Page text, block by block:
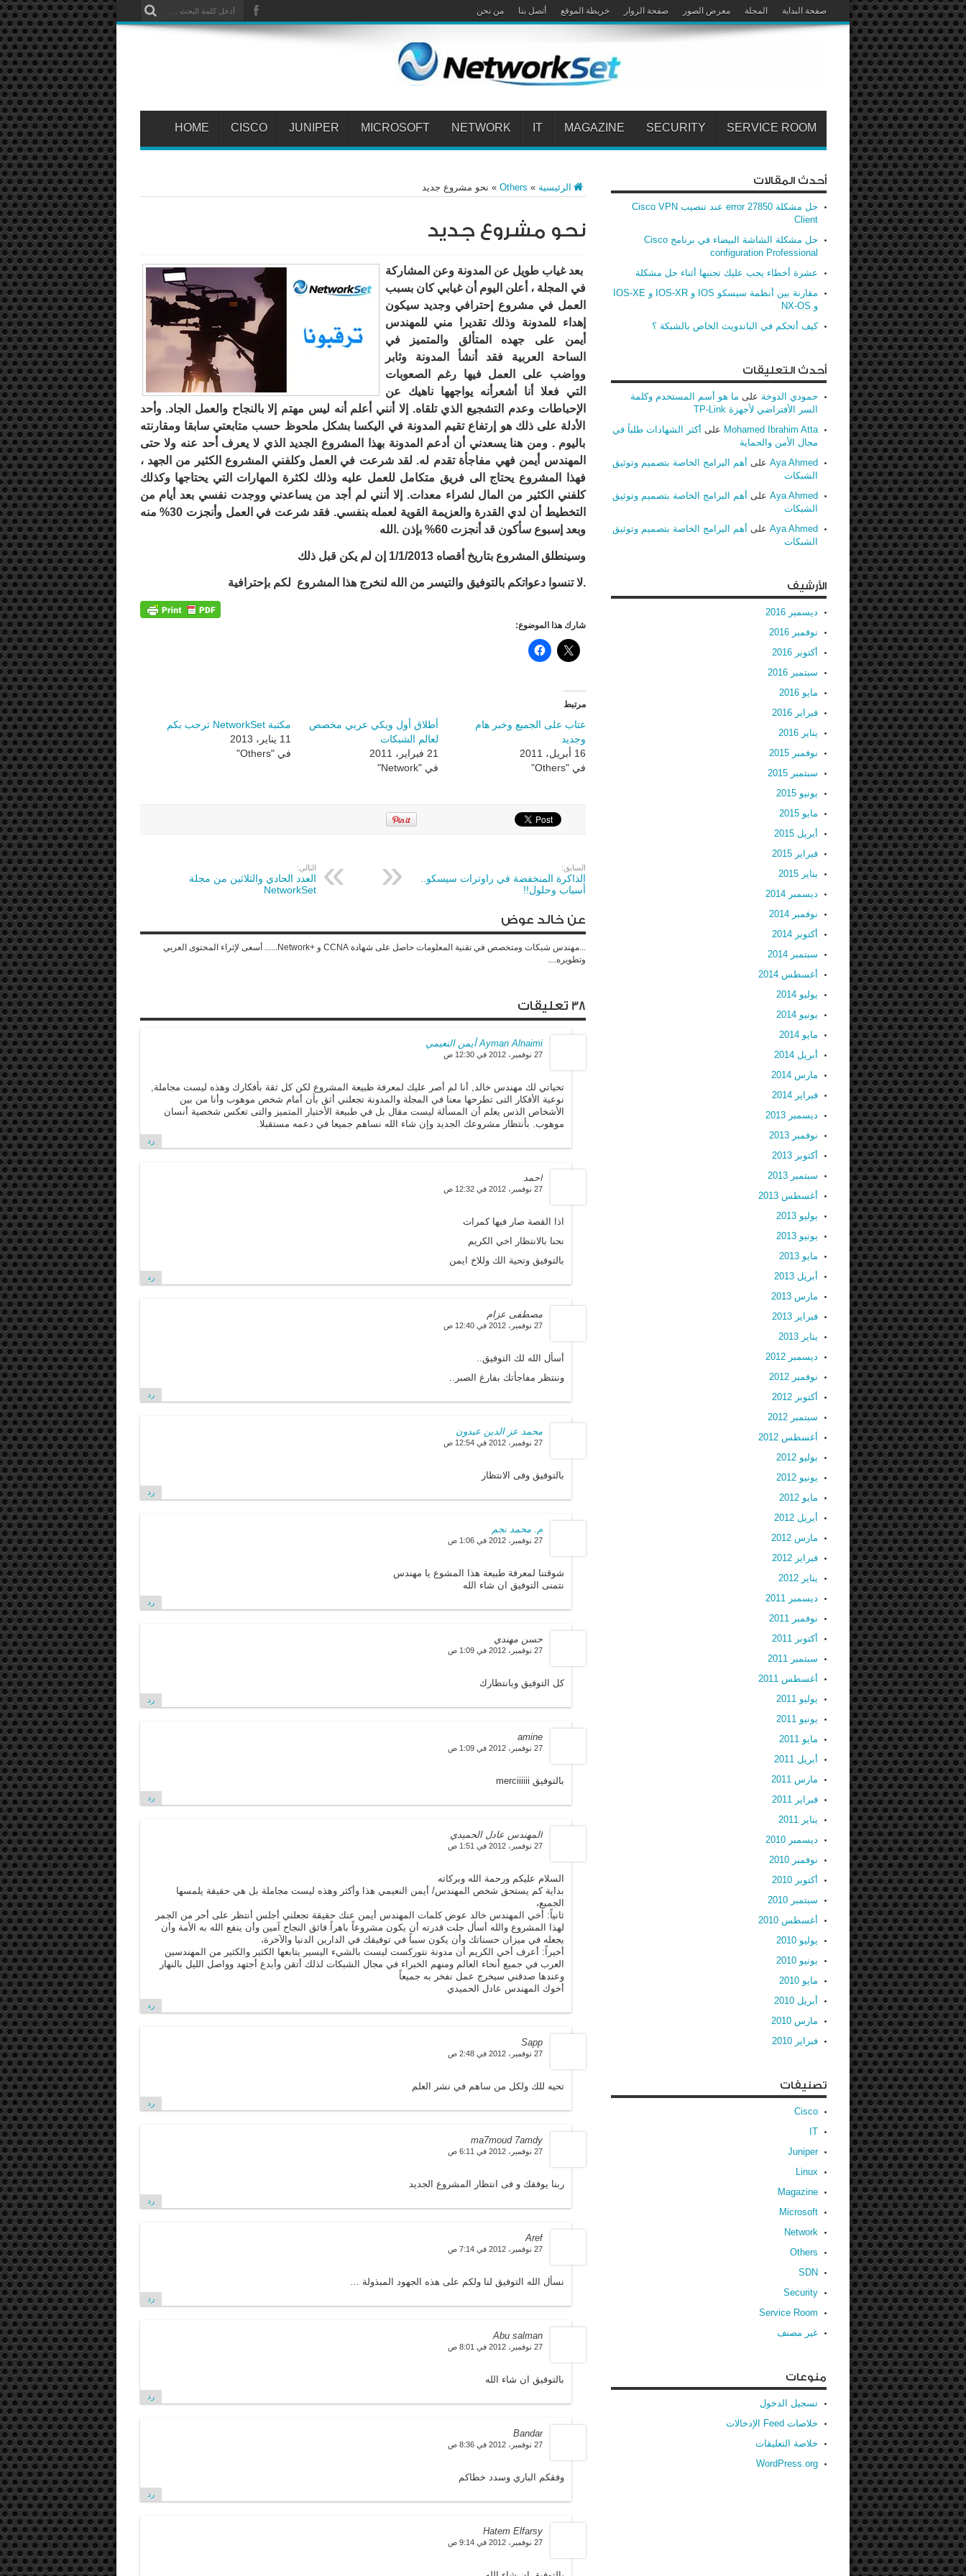
صفحة البداية المجلة معرض الصور صفحة الزوار خريطة الموقع أتصل بنا من نحن
SERVICE ROOM
SECURITY
MAGAZINE
IT
NETWORK
MICROSOFT
JUNIPER
CISCO
HOME
الرئيسية »
Others
» نحو مشروع جديد
نحو مشروع جديد
بعد غياب طويل عن المدونة وعن المشاركة
في المجلة ، أعلن اليوم أن غيابي كان بسبب
العمل في مشروع إحترافي وجديد سيكون
إهداء للمدونة وذلك تقديرا مني للمهندس
أيمن على جهده المتألق والمتميز في
الساحة العربية فقد أنشأ المدونة وثابر
وواضب على العمل فيها رغم الصعوبات
التي فعلا أنا أشعرأنه يواجهها ناهيك عن
الإحباطات وعدم التشجيع الذي تلقاه. إلا أنني أعلم أنه ليس مهتم إلا بالنجاح والعمل الجاد. وأحد
الأدلة على ذلك هو إرتفاع تقيم المدونة في اليكسا بشكل ملحوظ حسب متابعتي سابقا ومقارنته
باليوم . ومن هنا يسعدني أن أدعم المدونة بهذا المشروع الجديد الذي لا يعرف أحد عنه ولا حتى
المهندس أيمن فهي مفاجأة تقدم له. لقد شرعت في العمل وكلفني المشروع الكثير من الجهد ،
فهذا المشروع يحتاج الى فريق متكامل للعمل عليه وذلك لكثرة المهارات التي يحتاجها وكذلك
كلفني الكثير من المال لشراء معدات. إلا أنني لم أجد من يساعدني ووجدت نفسي بعد أيام من
التخطيط أن لدي القدرة والعزيمة القوية لعمله بنفسي. فقد شرعت في العمل وأنجزت 30% منه
وبعد إسبوع سأكون قد أنجزت 60% بإذن .الله
وسينطلق المشروع بتاريخ أقصاه 1/1/2013 إن لم يكن قبل ذلك
.لا تنسوا دعواتكم بالتوفيق والتيسر من الله لنخرج هذا المشروع لكم بإحترافية
شارك هذا الموضوع:
مرتبط
عتاب على الجميع وخبر هام
وجديد
16 أبريل، 2011
في "Others"
أطلاق أول ويكي عربي مخصص
لعالم الشبكات
21 فبراير، 2011
في "Network"
مكتبة NetworkSet ترحب بكم
11 يناير، 2013
في "Others"
السابق:
الذاكرة المنخفضة في راوترات سيسكو..
أسباب وحلول!!
التالي:
العدد الحادي والثلاثين من مجلة
NetworkSet
عن خالد عوض
...مهندس شبكات ومتخصص في تقنية المعلومات حاصل على شهادة CCNA و +Network...... أسعى لإثراء المحتوى العربي
وتطويره....
38 تعليقات
Ayman Alnaimi أيمن النعيمي
27 نوفمبر، 2012 في 12:30 ص
تحياتي لك مهندس خالد, أنا لم أصر عليك لمعرفة طبيعة المشروع لكن كل ثقة بأفكارك وهذه ليست مجاملة,
نوعية الأفكار التى تطرحها معنا في المجلة والمدونة تجعلني أثق بأن أمام شخص موهوب وأنا من بين
الأشخاص الذس يعلم أن المسألة ليست مقال بل في طبيعة الأختيار المتميز والتى تعكس شخصية أنسان
موهوب. بأنتظار مشروعك الجديد وإن شاء الله نساهم جميعا في دعمه مستقبلا.
رد
احمد
27 نوفمبر، 2012 في 12:32 ص
اذا القصة صار فيها كمرات
نحنا بالانتظار اخي الكريم
بالتوفيق وتحية الك وللاخ ايمن
رد
مصطفى عزام
27 نوفمبر، 2012 في 12:40 ص
أسأل الله لك التوفيق..
وننتظر مفاجأتك بفارغ الصبر..
رد
محمد عز الدين عبدون
27 نوفمبر، 2012 في 12:54 ص
بالتوفيق وفى الانتظار
رد
م. محمد نجم
27 نوفمبر، 2012 في 1:06 ص
شوقتنا لمعرفة طبيعة هذا المشوع يا مهندس
نتمنى التوفيق ان شاء الله
رد
حسن مهندي
27 نوفمبر، 2012 في 1:09 ص
كل التوفيق وبانتظارك
رد
amine
27 نوفمبر، 2012 في 1:09 ص
بالتوفيق merciiiiii
رد
المهندس عادل الحميدي
27 نوفمبر، 2012 في 1:51 ص
السلام عليكم ورحمة الله وبركاته
بداية كم يستحق شخص المهندس/ أيمن النعيمي هذا وأكثر وهذه ليست مجاملة بل هي حقيقة يلمسها
الجميع،
ثانياً: أخي المهندس خالد عوض كلمات المهندس أيمن عنك حقيقة تجعلني أجلس أنتظر على أحر من الجمر
لهذا المشروع والله أسأل جلت قدرته أن يكون مشروعاً باهراً فائق النجاح آمين وأن ينفع الله به الأمة وأن
يجعله في ميزان حسناتك وأن يكون سبباً في توفيقك في الدارين الدنيا والآخرة،
أخيراً: أعرف أخي الكريم أن مدونة نتوركست ليست بالشيء اليسير يتابعها الكثير والكثير من المهندسين
العرب في جميع أنحاء العالم ومنهم الخبراء في مجال الشبكات لذلك أتقن وأبدع أجتهد وواصل الليل بالنهار
وعندها صدقني سيخرج عمل نفخر به جميعاً
أخوك المهندس عادل الحميدي
رد
Sapp
27 نوفمبر، 2012 في 2:48 ص
تحيه للك ولكل من ساهم في نشر العلم
رد
ma7moud 7amdy
27 نوفمبر، 2012 في 6:11 ص
ربنا يوفقك و فى انتظار المشروع الجديد
رد
Aref
27 نوفمبر، 2012 في 7:14 ص
نسأل الله التوفيق لنا ولكم على هذه الجهود المبذولة …
رد
Abu salman
27 نوفمبر، 2012 في 8:01 ص
بالتوفيق ان شاء الله
رد
Bandar
27 نوفمبر، 2012 في 8:36 ص
وفقكم الباري وسدد خطاكم
رد
Hatem Elfarsy
27 نوفمبر، 2012 في 9:14 ص
أحدث المقالات
حل مشكلة error 27850 عند تنصيب Cisco VPN
Client
حل مشكلة الشاشة البيضاء في برنامج Cisco
configuration Professional
عشرة أخطاء يجب عليك تجنبها أثناء حل مشكلة
مقارنة بين أنظمة سيسكو IOS و IOS-XR و IOS-XE
و NX-OS
كيف أتحكم في الباندويث الخاص بالشبكة ؟
أحدث التعليقات
حمودي الدوخة على ما هو أسم المستخدم وكلمة
السر الأفتراضي لأجهزة TP-Link
Mohamed Ibrahim Atta على أكثر الشهادات طلباً في
مجال الأمن والحماية
Aya Ahmed على أهم البرامج الخاصة بتصميم وتوثيق
الشبكات
Aya Ahmed على أهم البرامج الخاصة بتصميم وتوثيق
الشبكات
Aya Ahmed على أهم البرامج الخاصة بتصميم وتوثيق
الشبكات
الأرشيف
ديسمبر 2016
نوفمبر 2016
أكتوبر 2016
سبتمبر 2016
مايو 2016
فبراير 2016
يناير 2016
نوفمبر 2015
سبتمبر 2015
يونيو 2015
مايو 2015
أبريل 2015
فبراير 2015
يناير 2015
ديسمبر 2014
نوفمبر 2014
أكتوبر 2014
سبتمبر 2014
أغسطس 2014
يوليو 2014
يونيو 2014
مايو 2014
أبريل 2014
مارس 2014
فبراير 2014
ديسمبر 2013
نوفمبر 2013
أكتوبر 2013
سبتمبر 2013
أغسطس 2013
يوليو 2013
يونيو 2013
مايو 2013
أبريل 2013
مارس 2013
فبراير 2013
يناير 2013
ديسمبر 2012
نوفمبر 2012
أكتوبر 2012
سبتمبر 2012
أغسطس 2012
يوليو 2012
يونيو 2012
مايو 2012
أبريل 2012
مارس 2012
فبراير 2012
يناير 2012
ديسمبر 2011
نوفمبر 2011
أكتوبر 2011
سبتمبر 2011
أغسطس 2011
يوليو 2011
يونيو 2011
مايو 2011
أبريل 2011
مارس 2011
فبراير 2011
يناير 2011
ديسمبر 2010
نوفمبر 2010
أكتوبر 2010
سبتمبر 2010
أغسطس 2010
يوليو 2010
يونيو 2010
مايو 2010
أبريل 2010
مارس 2010
فبراير 2010
تصنيفات
Cisco
IT
Juniper
Linux
Magazine
Microsoft
Network
Others
SDN
Security
Service Room
غير مصنف
منوعات
تسجيل الدخول
خلاصات Feed الإدخالات
خلاصة التعليقات
WordPress.org